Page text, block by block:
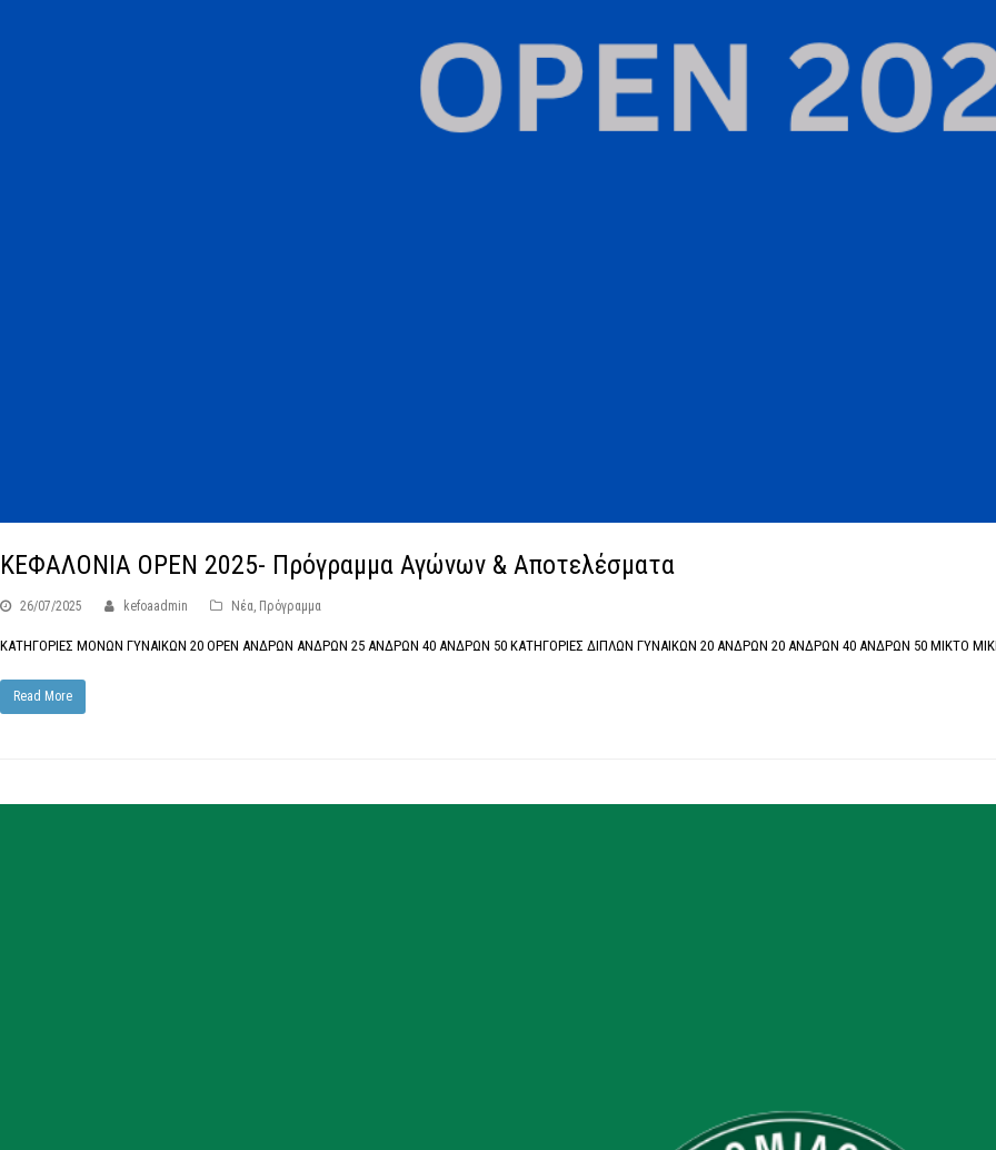
ΚΕΦΑΛΟΝΙΑ OPEN 2025- Πρόγραμμα Αγώνων & Αποτελέσματα
26/07/2025 kefoaadmin Νέα, Πρόγραμμα
ΚΑΤΗΓΟΡΙΕΣ ΜΟΝΩΝ ΓΥΝΑΙΚΩΝ 20 OPEN ΑΝΔΡΩΝ ΑΝΔΡΩΝ 25 ΑΝΔΡΩΝ 40 ΑΝΔΡΩΝ 50 ΚΑΤΗΓΟΡΙΕΣ ΔΙΠΛΩΝ ΓΥΝΑΙΚΩΝ 20 ΑΝΔΡΩΝ 20 ΑΝΔΡΩΝ 40 ΑΝΔΡΩΝ 50 ΜΙΚΤΟ
Read More